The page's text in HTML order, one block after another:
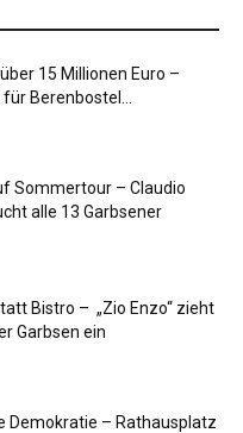
15 Millionen Euro –
Berenbostel...
Sommertour – Claudio
alle 13 Garbsener
Bistro – „Zio Enzo“ zieht
Garbsen ein
Demokratie – Rathausplatz